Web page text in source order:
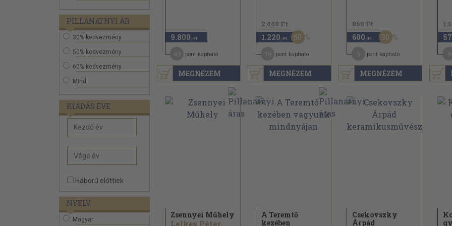
PILLANATNYI ÁR
30% kedvezmény
50% kedvezmény
60% kedvezmény
Mind
KIADÁS ÉVE
Háború előttiek
NYELV
Magyar
MEGNÉZEM
9.800 ,-Ft
pont kapható
MEGNÉZEM
2.440 Ft
1.220 ,-Ft 50
pont kapható
MEGNÉZEM
860 Ft
600 ,-Ft 30
pont kapható
Zsennyei Műhely
Lelkes Péter
A Teremtő
kezében
Csekovszky
Árpád